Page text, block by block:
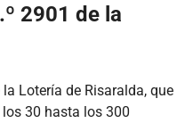
2901 de la
Lotería de Risaralda, que
30 hasta los 300